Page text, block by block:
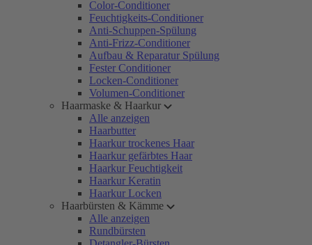
Color-Conditioner
Feuchtigkeits-Conditioner
Anti-Schuppen-Spülung
Anti-Frizz-Conditioner
Aufbau & Reparatur Spülung
Fester Conditioner
Locken-Conditioner
Volumen-Conditioner
Haarmaske & Haarkur
Alle anzeigen
Haarbutter
Haarkur trockenes Haar
Haarkur gefärbtes Haar
Haarkur Feuchtigkeit
Haarkur Keratin
Haarkur Locken
Haarbürsten & Kämme
Alle anzeigen
Rundbürsten